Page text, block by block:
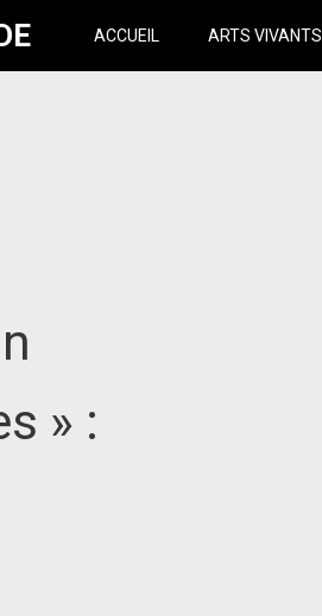
ACCUEIL ARTS VIVANTS
» :